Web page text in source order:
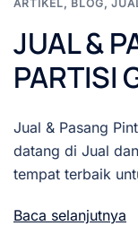
ARTIKEL, BLOG,
JUAL &
PARTISI
Jual & Pasang
datang di Jual
tempat terbaik
Baca selanjutnya